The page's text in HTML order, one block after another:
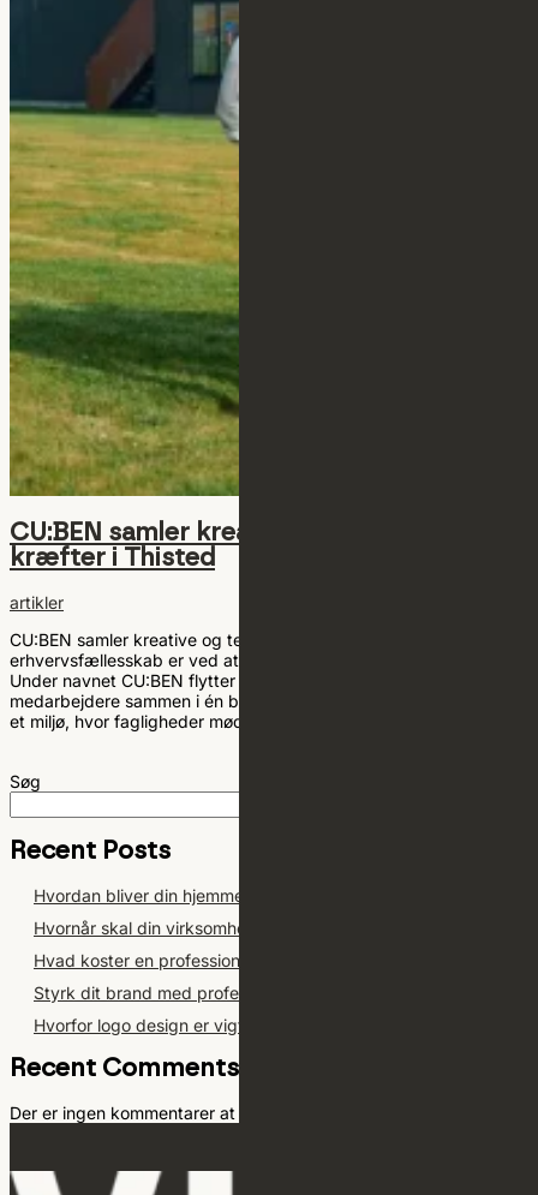
CU:BEN samler kreative og tekniske
kræfter i Thisted
artikler
CU:BEN samler kreative og tekniske kræfter i Thisted Et nyt
erhvervsfællesskab er ved at tage form i Thisted på Uglevej 5.
Under navnet CU:BEN flytter 6 virksomheder og +20
medarbejdere sammen i én bygning med ambitionen om at skabe
et miljø, hvor fagligheder mødes og...
Søg
Recent Posts
Hvordan bliver din hjemmeside fundet i ChatGPT?
Hvornår skal din virksomhed have en ny hjemmeside?
Hvad koster en professionel hjemmeside i 2026?
Styrk dit brand med professionel grafisk design i 2026
Hvorfor logo design er vigtigt i din virksomhed i 2026
Recent Comments
Der er ingen kommentarer at vise.